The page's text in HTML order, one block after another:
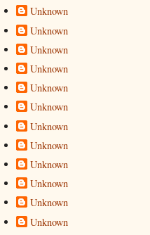
Unknown
Unknown
Unknown
Unknown
Unknown
Unknown
Unknown
Unknown
Unknown
Unknown
Unknown
Unknown